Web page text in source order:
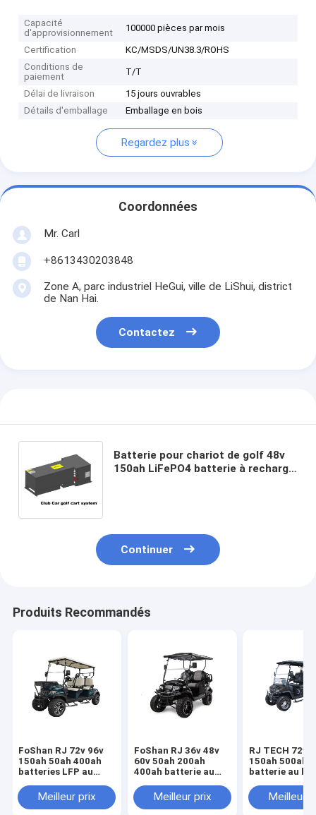
Capacité
d'approvisionnement
100000 pièces par mois
Certification
KC/MSDS/UN38.3/ROHS
Conditions de
paiement
T/T
Délai de livraison
15 jours ouvrables
Détails d'emballage
Emballage en bois
Regardez plus
Coordonnées
Mr. Carl
+8613430203848
Zone A, parc industriel HeGui, ville de LiShui, district
de Nan Hai.
Contactez
Batterie pour chariot de golf 48v
150ah LiFePO4 batterie à recharge
Continuer
Produits Recommandés
FoShan RJ 72v 96v
150ah 50ah 400ah
batteries LFP au
panier rapide
Meilleur prix
FoShan RJ 36v 48v
60v 50ah 200ah
400ah batterie au
chariot de golf
Meilleur prix
RJ TECH 72v
150ah 500ah
batterie au
Electric Caddy
certifiée
Meilleur